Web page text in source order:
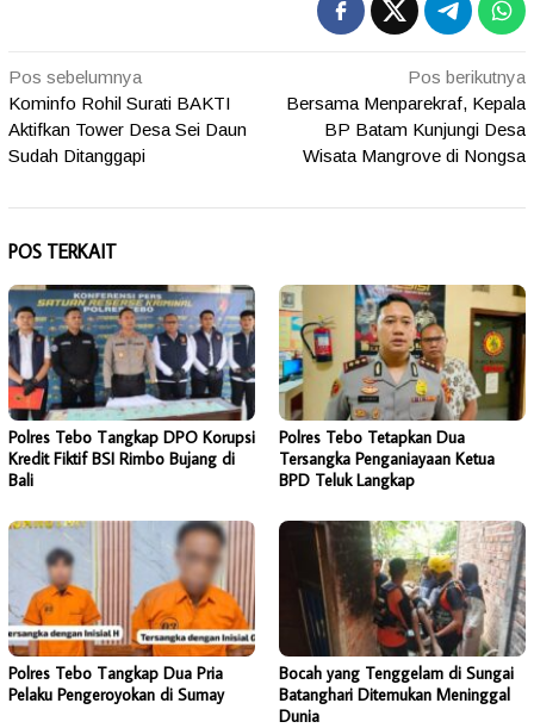
Navigasi
pos
Pos sebelumnya
Kominfo Rohil Surati BAKTI
Aktifkan Tower Desa Sei Daun
Sudah Ditanggapi
Pos berikutnya
Bersama Menparekraf, Kepala
BP Batam Kunjungi Desa
Wisata Mangrove di Nongsa
POS TERKAIT
Polres Tebo Tangkap DPO Korupsi
Kredit Fiktif BSI Rimbo Bujang di
Bali
Polres Tebo Tetapkan Dua
Tersangka Penganiayaan Ketua
BPD Teluk Langkap
Polres Tebo Tangkap Dua Pria
Pelaku Pengeroyokan di Sumay
Bocah yang Tenggelam di Sungai
Batanghari Ditemukan Meninggal
Dunia